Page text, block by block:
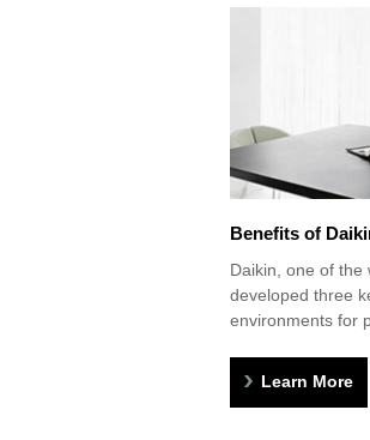
Benefits of
Daikin, one of
developed three
environments for
Learn More